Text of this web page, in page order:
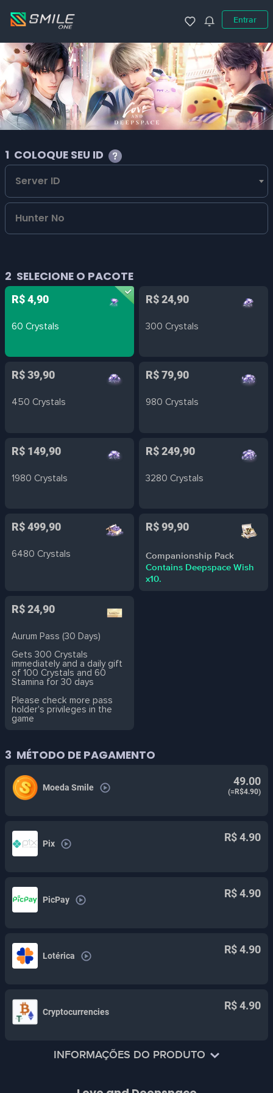
Entrar
1 COLOQUE SEU ID
Server ID
2 SELECIONE O PACOTE
R$ 4,90
60 Crystals
R$ 24,90
300 Crystals
R$ 39,90
450 Crystals
R$ 79,90
980 Crystals
R$ 149,90
1980 Crystals
R$ 249,90
3280 Crystals
R$ 499,90
6480 Crystals
R$ 99,90
Companionship Pack
Contains Deepspace Wish
x10.
R$ 24,90
Aurum Pass (30 Days)
Gets 300 Crystals
immediately and a daily gift
of 100 Crystals and 60
Stamina for 30 days
Please check more pass
holder's privileges in the
game
3 MÉTODO DE PAGAMENTO
Moeda Smile 49.00
(=R$4.90)
Pix R$ 4.90
PicPay R$ 4.90
Lotérica R$ 4.90
Cryptocurrencies R$ 4.90
INFORMAÇÕES DO PRODUTO
Como a nova parcela da popular série Mr. Love, Love